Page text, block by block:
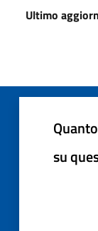
Ultimo
su